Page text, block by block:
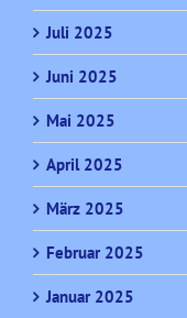
Juli 2025
Juni 2025
Mai 2025
April 2025
März 2025
Februar 2025
Januar 2025